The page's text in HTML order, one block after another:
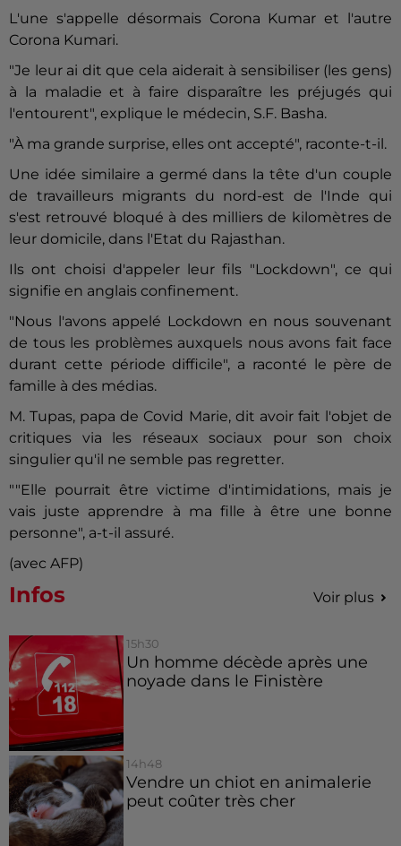
L'une s'appelle désormais Corona Kumar et l'autre
Corona Kumari.
"Je leur ai dit que cela aiderait à sensibiliser (les gens)
à la maladie et à faire disparaître les préjugés qui
l'entourent", explique le médecin, S.F. Basha.
"À ma grande surprise, elles ont accepté", raconte-t-il.
Une idée similaire a germé dans la tête d'un couple
de travailleurs migrants du nord-est de l'Inde qui
s'est retrouvé bloqué à des milliers de kilomètres de
leur domicile, dans l'Etat du Rajasthan.
Ils ont choisi d'appeler leur fils "Lockdown", ce qui
signifie en anglais confinement.
"Nous l'avons appelé Lockdown en nous souvenant
de tous les problèmes auxquels nous avons fait face
durant cette période difficile", a raconté le père de
famille à des médias.
M. Tupas, papa de Covid Marie, dit avoir fait l'objet de
critiques via les réseaux sociaux pour son choix
singulier qu'il ne semble pas regretter.
""Elle pourrait être victime d'intimidations, mais je
vais juste apprendre à ma fille à être une bonne
personne", a-t-il assuré.
(avec AFP)
Infos Voir plus
15h30
Un homme décède après une
noyade dans le Finistère
14h48
Vendre un chiot en animalerie
peut coûter très cher